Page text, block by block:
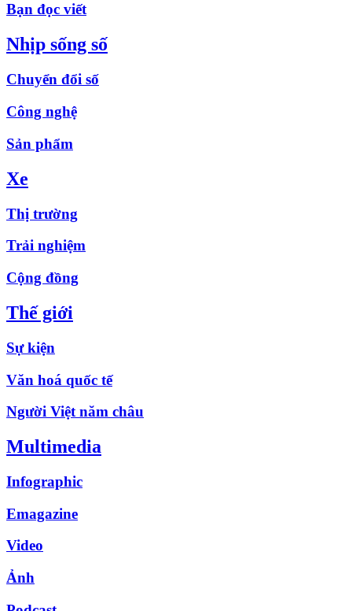
Bạn đọc viết
Nhịp sống số
Chuyển đổi số
Công nghệ
Sản phẩm
Xe
Thị trường
Trải nghiệm
Cộng đồng
Thế giới
Sự kiện
Văn hoá quốc tế
Người Việt năm châu
Multimedia
Infographic
Emagazine
Video
Ảnh